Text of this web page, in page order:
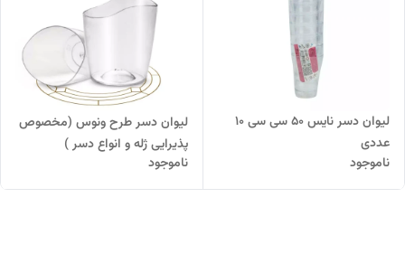
لیوان دسر نایس 50 سی سی 10
عددی
ناموجود
لیوان دسر طرح ونوس (مخصوص
پذیرایی ژله و انواع دسر )
ناموجود